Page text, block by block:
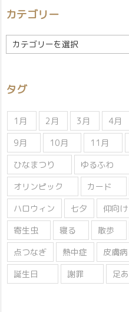
カテゴリー
カ
テ
ー
タグ
1月 2月 3月 4月
9月
10月 11月
ひなまつり
ゆるふわ
オリンピック
カード
ハロウィン
七夕 仰向け
寄生虫
寝る 散歩
点つなぎ
熱中症 皮膚病
誕生日
謝罪 足